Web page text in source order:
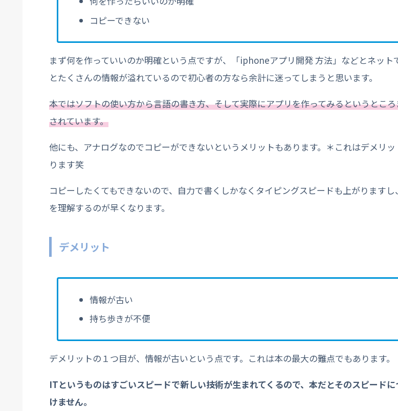
コピーできない
まず何を作っていいのか明確という点ですが、「iphoneアプリ開発 方法」などとネット
とたくさんの情報が溢れているので初心者の方なら余計に迷ってしまうと思います。
本ではソフトの使い方から言語の書き方、そして実際にアプリを作ってみるというとこ
されています。
他にも、アナログなのでコピーができないというメリットもあります。＊これはデメリ
ります笑
コピーしたくてもできないので、自力で書くしかなくタイピングスピードも上がりますし
を理解するのが早くなります。
デメリット
情報が古い
持ち歩きが不便
デメリットの１つ目が、情報が古いという点です。これは本の最大の難点でもあります。
ITというものはすごいスピードで新しい技術が生まれてくるので、本だとそのスピードに
けません。